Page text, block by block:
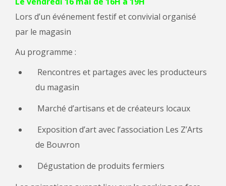
Lors d’un événement festif et convivial organisé
par le magasin
Au programme :
Rencontres et partages avec les producteurs
du magasin
Marché d’artisans et de créateurs locaux
Exposition d’art avec l’association Les Z’Arts
de Bouvron
Dégustation de produits fermiers